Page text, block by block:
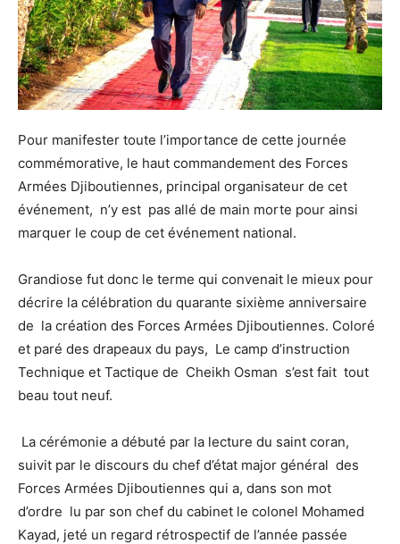
Pour manifester toute l’importance de cette journée
commémorative, le haut commandement des Forces
Armées Djiboutiennes, principal organisateur de cet
événement, n’y est pas allé de main morte pour ainsi
marquer le coup de cet événement national.
Grandiose fut donc le terme qui convenait le mieux pour
décrire la célébration du quarante sixième anniversaire
de la création des Forces Armées Djiboutiennes. Coloré
et paré des drapeaux du pays, Le camp d’instruction
Technique et Tactique de Cheikh Osman s’est fait tout
beau tout neuf.
La cérémonie a débuté par la lecture du saint coran,
suivit par le discours du chef d’état major général des
Forces Armées Djiboutiennes qui a, dans son mot
d’ordre lu par son chef du cabinet le colonel Mohamed
Kayad, jeté un regard rétrospectif de l’année passée